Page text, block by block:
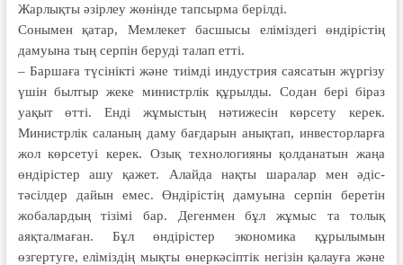
Жарлықты әзірлеу жөнінде тапсырма берілді.
Сонымен қатар, Мемлекет басшысы еліміздегі өндірістің
дамуына тың серпін беруді талап етті.
– Баршаға түсінікті және тиімді индустрия саясатын жүргізу
үшін былтыр жеке министрлік құрылды. Содан бері біраз
уақыт өтті. Енді жұмыстың нәтижесін көрсету керек.
Министрлік саланың даму бағдарын анықтап, инвесторларға
жол көрсетуі керек. Озық технологияны қолданатын жаңа
өндірістер ашу қажет. Алайда нақты шаралар мен әдіс-
тәсілдер дайын емес. Өндірістің дамуына серпін беретін
жобалардың тізімі бар. Дегенмен бұл жұмыс та толық
аяқталмаған. Бұл өндірістер экономика құрылымын
өзгертуге, еліміздің мықты өнеркәсіптік негізін қалауға және